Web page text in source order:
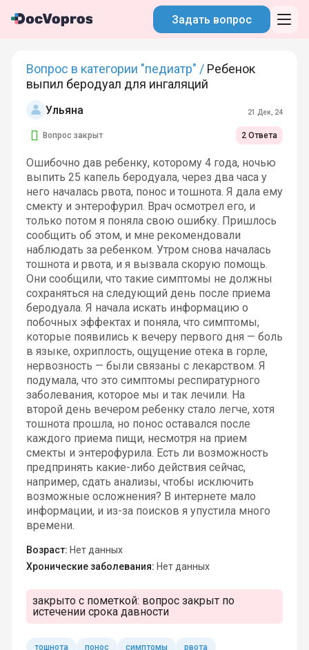
Задать вопрос
Вопрос в категории "педиатр" / Ребенок
выпил беродуал для ингаляций
Ульяна 21 Дек, 24
Вопрос закрыт 2 Ответа
Ошибочно дав ребенку, которому 4 года, ночью
выпить 25 капель беродуала, через два часа у
него началась рвота, понос и тошнота. Я дала ему
смекту и энтерофурил. Врач осмотрел его, и
только потом я поняла свою ошибку. Пришлось
сообщить об этом, и мне рекомендовали
наблюдать за ребенком. Утром снова началась
тошнота и рвота, и я вызвала скорую помощь.
Они сообщили, что такие симптомы не должны
сохраняться на следующий день после приема
беродуала. Я начала искать информацию о
побочных эффектах и поняла, что симптомы,
которые появились к вечеру первого дня — боль
в языке, охриплость, ощущение отека в горле,
нервозность — были связаны с лекарством. Я
подумала, что это симптомы респиратурного
заболевания, которое мы и так лечили. На
второй день вечером ребенку стало легче, хотя
тошнота прошла, но понос оставался после
каждого приема пищи, несмотря на прием
смекты и энтерофурила. Есть ли возможность
предпринять какие-либо действия сейчас,
например, сдать анализы, чтобы исключить
возможные осложнения? В интернете мало
информации, и из-за поисков я упустила много
времени.
Возраст: Нет данных
Хронические заболевания: Нет данных
закрыто с пометкой: вопрос закрыт по
истечении срока давности
тошнота понос симптомы рвота